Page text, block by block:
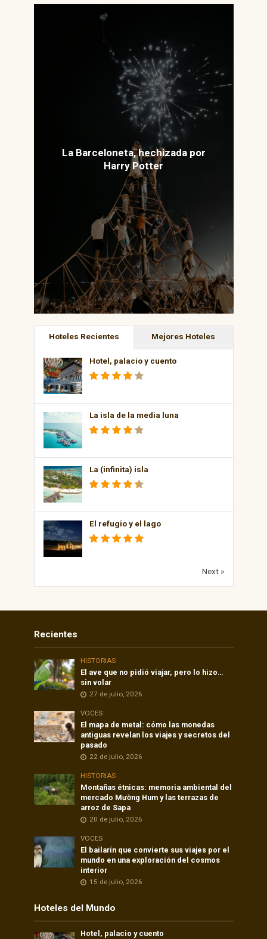
La Barceloneta, hechizada por
Harry Potter
Hoteles Recientes Mejores Hoteles
Hotel, palacio y cuento
La isla de la media luna
La (infinita) isla
El refugio y el lago
Next »
Recientes
HISTORIAS
El ave que no pidió viajar, pero lo hizo…
sin volar
27 de julio, 2026
VOCES
El mapa de metal: cómo las monedas
antiguas revelan los viajes y secretos del
pasado
22 de julio, 2026
HISTORIAS
Montañas étnicas: memoria ambiental del
mercado Mường Hum y las terrazas de
arroz de Sapa
20 de julio, 2026
VOCES
El bailarín que convierte sus viajes por el
mundo en una exploración del cosmos
interior
15 de julio, 2026
Hoteles del Mundo
Hotel, palacio y cuento